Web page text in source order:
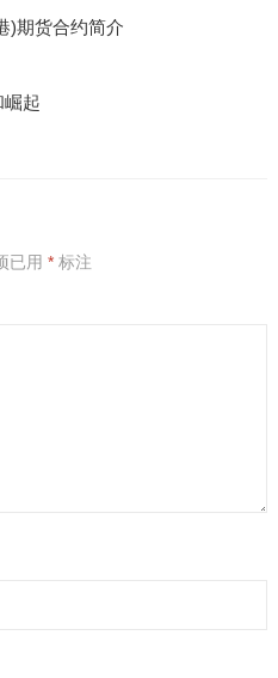
)期货合约简介
崛起
已用 *标注